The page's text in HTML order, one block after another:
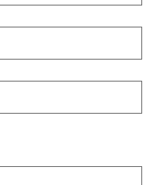
un mouse o un panel táctil. Usa la